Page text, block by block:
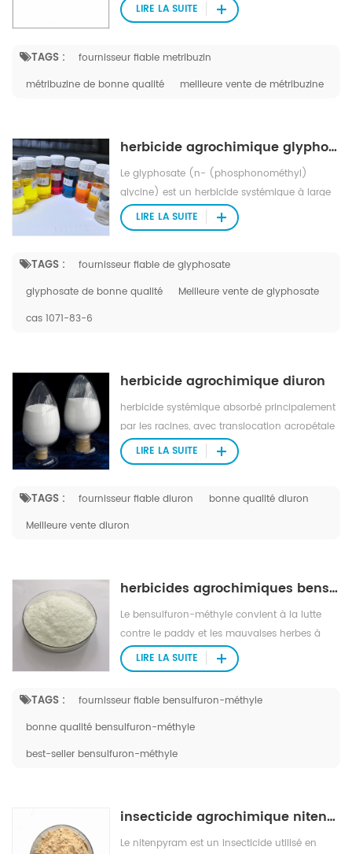
mauvaises herbes à feuilles larges dans les
graines de soja, les pommes de terre et les
TAGS :
fournisseur fiable metribuzin
métribuzine de bonne qualité
meilleure vente de métribuzine
LIRE LA SUITE
herbicide agrochimique glyphosate
Le glyphosate (n- (phosphonométhyl)
glycine) est un herbicide systémique à large
spectre et un dessiccateur de culture.
TAGS :
fournisseur fiable de glyphosate
glyphosate de bonne qualité
Meilleure vente de glyphosate
cas 1071-83-6
LIRE LA SUITE
herbicide agrochimique diuron
herbicide systémique absorbé principalement
par les racines, avec translocation acropétale
dans le xylème.
TAGS : fournisseur fiable diuron
bonne qualité diuron
Meilleure vente diuron
LIRE LA SUITE
herbicides agrochimiques bensulfuron-méthyle
Le bensulfuron-méthyle convient à la lutte
contre le paddy et les mauvaises herbes à
feuilles larges vivaces et les carex.
TAGS :
fournisseur fiable bensulfuron-méthyle
bonne qualité bensulfuron-méthyle
best-seller bensulfuron-méthyle
LIRE LA SUITE
insecticide agrochimique nitenpyram
Le nitenpyram est un insecticide utilisé en